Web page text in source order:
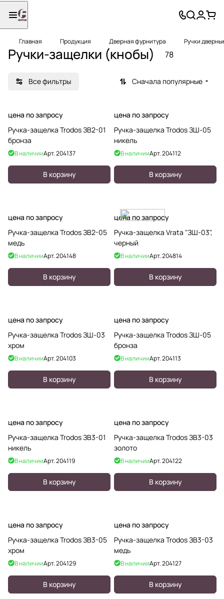
Главная Продукция Дверная фурнитура Ручки
Ручки-защелки (кнобы) 78
Все фильтры Сначала популярные
цена по запросу
Ручка-защелка Trodos ЗВ2-01
бронза
В наличииАрт.204137
В корзину
цена по запросу
Ручка-защелка Trodos ЗШ-05
никель
В наличииАрт.204112
В корзину
цена по запросу
Ручка-защелка Trodos ЗВ2-05
медь
В наличииАрт.204148
В корзину
цена по запросу
Ручка-защелка Vrata "ЗШ-03",
черный
В наличииАрт.204814
В корзину
цена по запросу
Ручка-защелка Trodos ЗШ-03
хром
В наличииАрт.204103
В корзину
цена по запросу
Ручка-защелка Trodos ЗШ-05
бронза
В наличииАрт.204113
В корзину
цена по запросу
Ручка-защелка Trodos ЗВ3-01
никель
В наличииАрт.204119
В корзину
цена по запросу
Ручка-защелка Trodos ЗВ3-03
золото
В наличииАрт.204122
В корзину
цена по запросу
Ручка-защелка Trodos ЗВ3-05
хром
В наличииАрт.204129
В корзину
цена по запросу
Ручка-защелка Trodos ЗВ3-03
медь
В наличииАрт.204127
В корзину